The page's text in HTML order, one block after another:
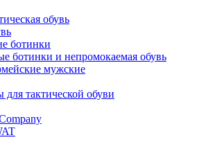
обувь
ботинки
ботинки и непромокаемая обувь
мужские
для тактической обуви